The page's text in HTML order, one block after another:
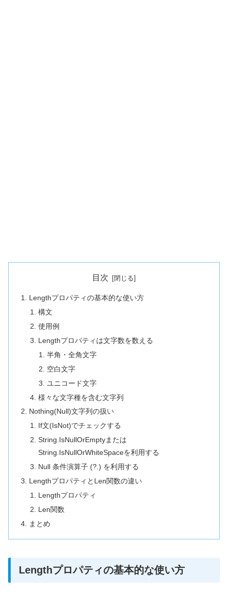
目次
Lengthプロパティの基本的な使い方
構文
使用例
Lengthプロパティは文字数を数える
半角・全角文字
空白文字
ユニコード文字
様々な文字種を含む文字列
Nothing(Null)文字列の扱い
If文(IsNot)でチェックする
String.IsNullOrEmptyまたは
String.IsNullOrWhiteSpaceを利用する
Null 条件演算子 (?.) を利用する
LengthプロパティとLen関数の違い
Lengthプロパティ
Len関数
まとめ
Lengthプロパティの基本的な使い方